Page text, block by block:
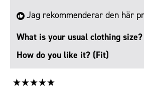
Jag rekommenderar den här
What is your usual clothing size?
How do you like it? (Fit)